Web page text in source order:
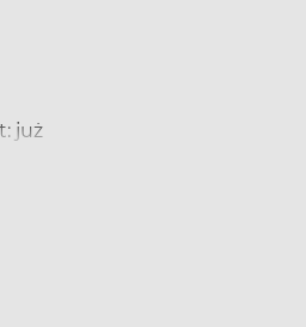
już